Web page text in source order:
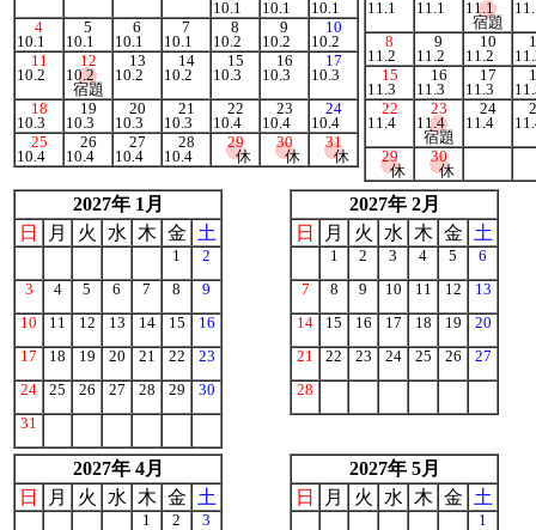
10.1
10.1
10.1
4
10.1
5
10.1
6
10.1
7
10.1
8
10.2
9
10.2
10
10.2
11
10.2
12
10.2
宿題
13
10.2
14
10.2
15
10.3
16
10.3
17
10.3
18
10.3
19
10.3
20
10.3
21
10.3
22
10.4
23
10.4
24
10.4
25
10.4
26
10.4
27
10.4
28
10.4
29
休
30
休
31
休
11.1
11.1
11.1
宿題
8
11.2
9
11.2
10
11.2
15
11.3
16
11.3
17
11.3
22
11.4
23
11.4
宿題
24
11.4
29
休
30
休
2027年 1月
日
月 火 水 木 金 土
1
2
3
4 5 6 7 8
9
10
11 12 13 14 15
16
17
18 19 20 21 22
23
24
25 26 27 28 29
30
31
2027年 2月
日
月 火 水 木 金 土
1 2 3 4 5
6
7
8 9 10 11 12
13
14
15 16 17 18 19
20
21
22 23 24 25 26
27
28
2027年 4月
日
月 火 水 木 金 土
1 2
3
2027年 5月
日
月 火 水 木 金 土
1